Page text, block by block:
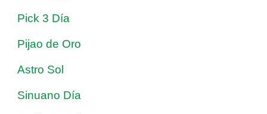
Pick 3 Día
Pijao de Oro
Astro Sol
Sinuano Día